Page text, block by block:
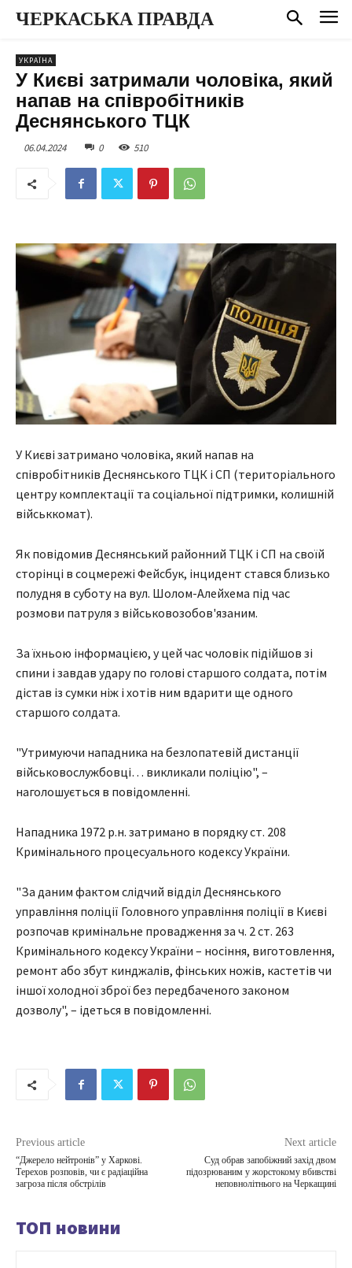
ЧЕРКАСЬКА ПРАВДА
УКРАЇНА
У Києві затримали чоловіка, який
напав на співробітників
Деснянського ТЦК
06.04.2024 0 510
У Києві затримано чоловіка, який напав на
співробітників Деснянського ТЦК і СП (територіального
центру комплектації та соціальної підтримки, колишній
військкомат).
Як повідомив Деснянський районний ТЦК і СП на своїй
сторінці в соцмережі Фейсбук, інцидент стався близько
полудня в суботу на вул. Шолом-Алейхема під час
розмови патруля з військовозобов'язаним.
За їхньою інформацією, у цей час чоловік підійшов зі
спини і завдав удару по голові старшого солдата, потім
дістав із сумки ніж і хотів ним вдарити ще одного
старшого солдата.
"Утримуючи нападника на безлопатевій дистанції
військовослужбовці… викликали поліцію", –
наголошується в повідомленні.
Нападника 1972 р.н. затримано в порядку ст. 208
Кримінального процесуального кодексу України.
"За даним фактом слідчий відділ Деснянського
управління поліції Головного управління поліції в Києві
розпочав кримінальне провадження за ч. 2 ст. 263
Кримінального кодексу України – носіння, виготовлення,
ремонт або збут кинджалів, фінських ножів, кастетів чи
іншої холодної зброї без передбаченого законом
дозволу", – ідеться в повідомленні.
Previous article
“Джерело нейтронів” у Харкові.
Терехов розповів, чи є радіаційна
загроза після обстрілів
Next article
Суд обрав запобіжний захід двом
підозрюваним у жорстокому вбивстві
неповнолітнього на Черкащині
ТОП новини